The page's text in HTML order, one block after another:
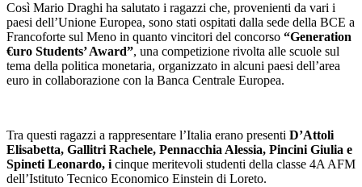
Così Mario Draghi ha salutato i ragazzi che, provenienti da vari i
paesi dell’Unione Europea, sono stati ospitati dalla sede della BCE a
Francoforte sul Meno in quanto vincitori del concorso “Generation
€uro Students’ Award”, una competizione rivolta alle scuole sul
tema della politica monetaria, organizzato in alcuni paesi dell’area
euro in collaborazione con la Banca Centrale Europea.
Tra questi ragazzi a rappresentare l’Italia erano presenti D’Attoli
Elisabetta, Gallitri Rachele, Pennacchia Alessia, Pincini Giulia e
Spineti Leonardo, i cinque meritevoli studenti della classe 4A AFM
dell’Istituto Tecnico Economico Einstein di Loreto.